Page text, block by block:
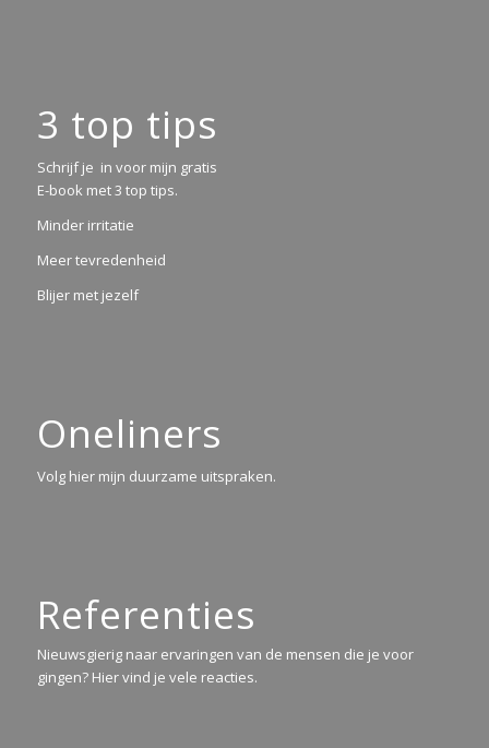
3 top tips
Schrijf je in voor mijn gratis
E-book met 3 top tips.
Minder irritatie
Meer tevredenheid
Blijer met jezelf
Oneliners
Volg hier mijn duurzame uitspraken.
Referenties
Nieuwsgierig naar ervaringen van de mensen die je voor
gingen? Hier vind je vele reacties.